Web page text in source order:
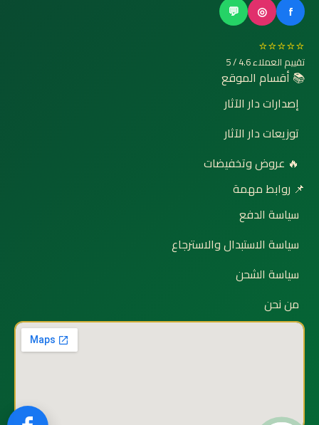
f
◎
💬
⭐⭐⭐⭐⭐
تقييم العملاء 4.6 / 5
📚 أقسام الموقع
إصدارات دار الآثار
توزيعات دار الآثار
🔥 عروض وتخفيضات
📌 روابط مهمة
سياسة الدفع
سياسة الاستبدال والاسترجاع
سياسة الشحن
من نحن